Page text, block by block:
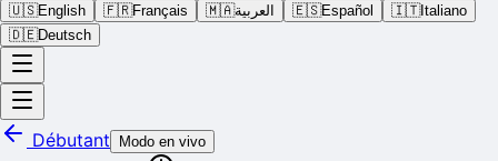
🇺🇸English 🇫🇷Français 🇲🇦العربية 🇪🇸Español 🇮🇹Italiano
🇩🇪Deutsch
Débutant Modo en vivo